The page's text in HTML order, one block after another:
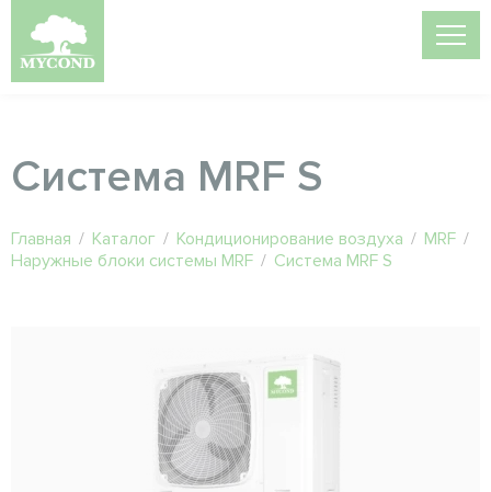
Система MRF S
Главная / Каталог / Кондиционирование воздуха / MRF /
Наружные блоки системы MRF / Система MRF S